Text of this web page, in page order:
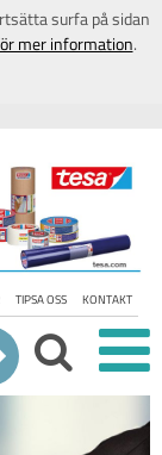
TIPSA OSS KONTAKT
surfa på sidan
mer information.